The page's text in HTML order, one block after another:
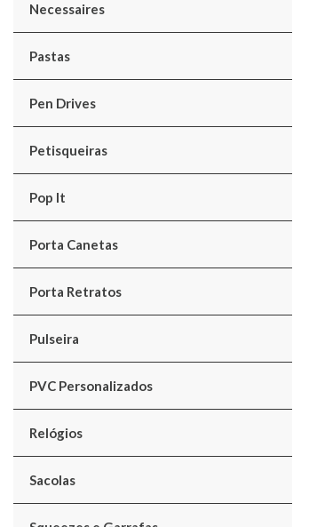
Necessaires
Pastas
Pen Drives
Petisqueiras
Pop It
Porta Canetas
Porta Retratos
Pulseira
PVC Personalizados
Relógios
Sacolas